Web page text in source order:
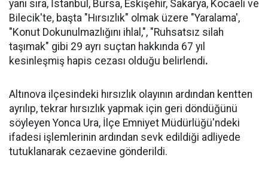
yanı sıra, İstanbul, Bursa, Eskişehir, Sakarya, Kocaeli ve
Bilecik'te, başta "Hırsızlık" olmak üzere "Yaralama',
"Konut Dokunulmazlığını ihlal,", "Ruhsatsız silah
taşımak" gibi 29 ayrı suçtan hakkında 67 yıl
kesinleşmiş hapis cezası olduğu belirlendi.
Altınova ilçesindeki hırsızlık olayının ardından kentten
ayrılıp, tekrar hırsızlık yapmak için geri döndüğünü
söyleyen Yonca Ura, İlçe Emniyet Müdürlüğü'ndeki
ifadesi işlemlerinin ardından sevk edildiği adliyede
tutuklanarak cezaevine gönderildi.